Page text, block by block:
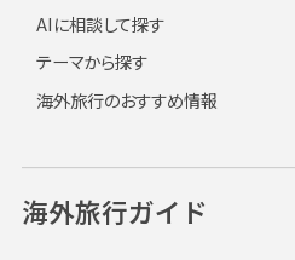
AIに相談して探す
テーマから探す
海外旅行のおすすめ情報
海外旅行ガイド